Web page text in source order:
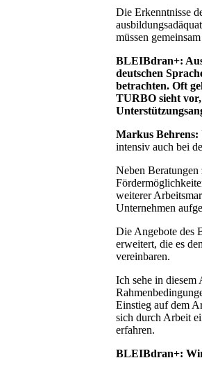
Die Erkenntnisse
müssen
BLEIBdran+: Aus
deutschen
betrachten. Oft
TURBO sieht
Markus Behrens:
intensiv auch bei
Neben
weiterer
Unternehmen
Die Angebote des
erweitert, die es
vereinbaren.
Ich sehe in diesem
Einstieg auf dem
sich durch Arbeit
erfahren.
BLEIBdran+: